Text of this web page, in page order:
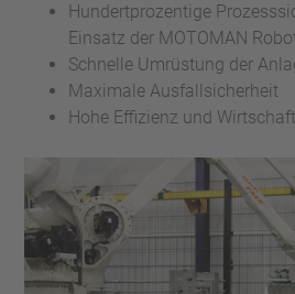
Hundertprozentige
Einsatz der MOTOMAN
Schnelle Umrüstung der
Maximale Ausfallsicherheit
Hohe Effizienz und